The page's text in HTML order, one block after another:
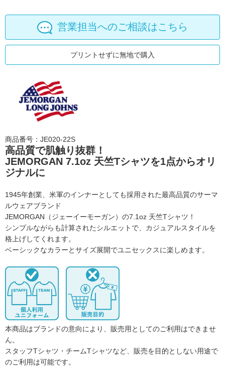
営業担当へのご相談はこちら
プリントせずに無地で購入
商品番号：JE020-22S
高品質で肌触り抜群！
JEMORGAN 7.1oz 天竺Tシャツを1点からオリ
ジナルに
1945年創業、米軍のインナーとしても採用された最高品質のサーマ
ルウェアブランド
JEMORGAN（ジェーイーモーガン）の7.1oz 天竺Tシャツ！
シンプルながらも計算されたシルエットで、カジュアルスタイルを
格上げしてくれます。
ベーシックなカラーとサイズ展開でユニセックスに楽しめます。
本商品はブランドの意向により、販売用としてのご利用はできませ
ん。
スタッフTシャツ・チームTシャツなど、販売を目的としない用途で
のご利用は可能です。